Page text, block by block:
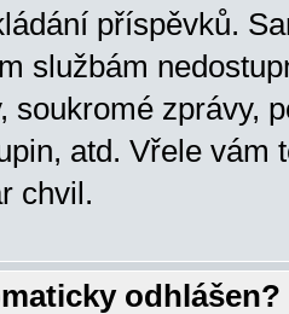
příspěvků.
službám
soukromé zprávy,
atd. Vřele vám
chvil.
odhlášen?